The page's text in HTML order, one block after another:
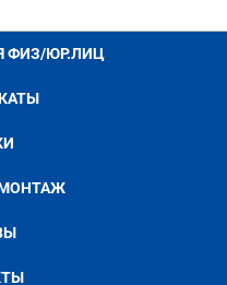
ФИЗ/ЮР.ЛИЦ